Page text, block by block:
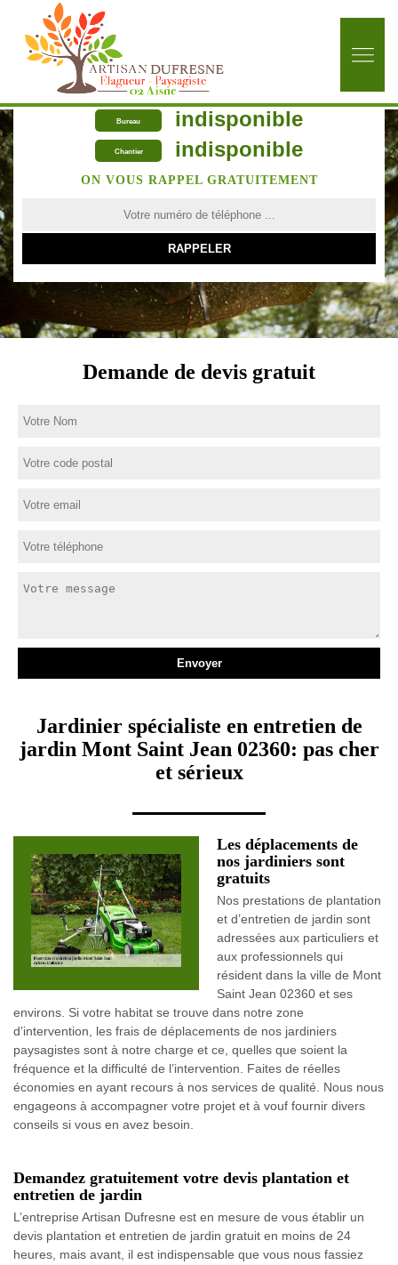
Bureau indisponible
Chantier indisponible
ON VOUS RAPPEL GRATUITEMENT
Demande de devis gratuit
Jardinier spécialiste en entretien de
jardin Mont Saint Jean 02360: pas cher
et sérieux
Les déplacements de
nos jardiniers sont
gratuits
Nos prestations de plantation
et d’entretien de jardin sont
adressées aux particuliers et
aux professionnels qui
résident dans la ville de Mont
Saint Jean 02360 et ses
environs. Si votre habitat se trouve dans notre zone
d’intervention, les frais de déplacements de nos jardiniers
paysagistes sont à notre charge et ce, quelles que soient la
fréquence et la difficulté de l’intervention. Faites de réelles
économies en ayant recours à nos services de qualité. Nous nous
engageons à accompagner votre projet et à vouf fournir divers
conseils si vous en avez besoin.
Demandez gratuitement votre devis plantation et
entretien de jardin
L’entreprise Artisan Dufresne est en mesure de vous établir un
devis plantation et entretien de jardin gratuit en moins de 24
heures, mais avant, il est indispensable que vous nous fassiez